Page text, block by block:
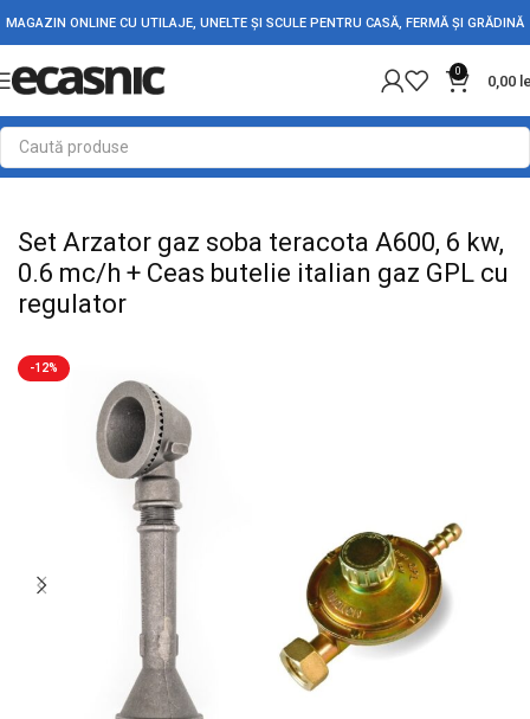
MAGAZIN ONLINE CU UTILAJE, UNELTE ȘI SCULE PENTRU CASĂ, FERMĂ ȘI GRĂDINĂ
0
0,00
Prima pagină Camping Arzatoare
Set Arzator gaz soba teracota A600, 6 kw,
0.6 mc/h + Ceas butelie italian gaz GPL cu
regulator
-12%